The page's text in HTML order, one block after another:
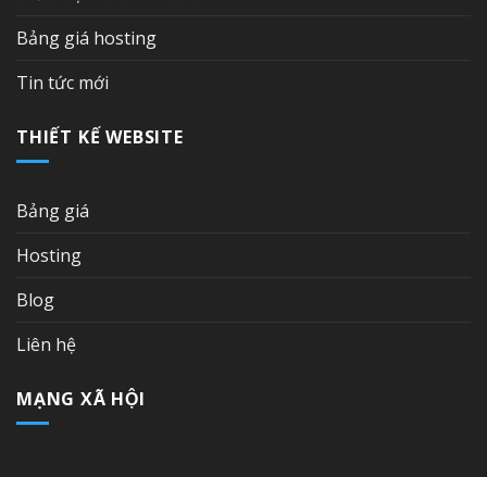
Bảng giá hosting
Tin tức mới
THIẾT KẾ WEBSITE
Bảng giá
Hosting
Blog
Liên hệ
MẠNG XÃ HỘI